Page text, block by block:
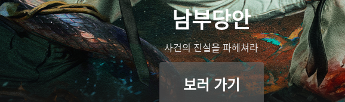
남부당안
사건의 진실을 파헤쳐라
보러 가기